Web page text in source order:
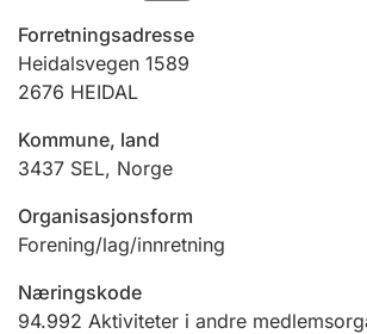
Jeger
Betaling og jegeravgiftskort
Ektepaktveileder
Offentlig sektor
Forretningsadresse
Heidalsvegen 1589
2676 HEIDAL
Kommune, land
3437 SEL, Norge
Organisasjonsform
Forening/lag/innretning
Næringskode
94.992 Aktiviteter i andre